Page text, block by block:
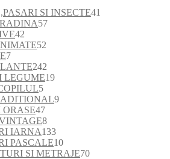
de
SI INSECTE41
5757
42
de 52
produse
77
produse242
de
LEGUME1919
55
produse
99
ORASE4747
de
produse
88
produse
IARNA133133
de
produse
PASCALE1010
produse
SI METRAJE7070